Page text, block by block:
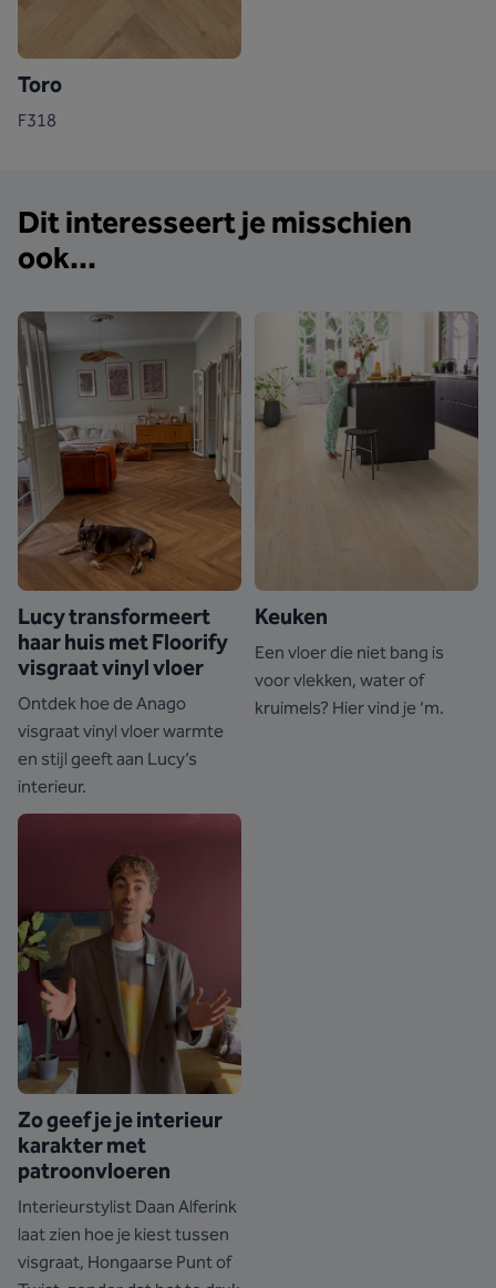
Toro
F318
Dit interesseert je misschien
ook...
Lucy transformeert
haar huis met Floorify
visgraat vinyl vloer
Ontdek hoe de Anago
visgraat vinyl vloer warmte
en stijl geeft aan Lucy’s
interieur.
Keuken
Een vloer die niet bang is
voor vlekken, water of
kruimels? Hier vind je ‘m.
Zo geef je je interieur
karakter met
patroonvloeren
Interieurstylist Daan Alferink
laat zien hoe je kiest tussen
visgraat, Hongaarse Punt of